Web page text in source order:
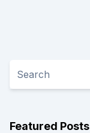
Featured Posts